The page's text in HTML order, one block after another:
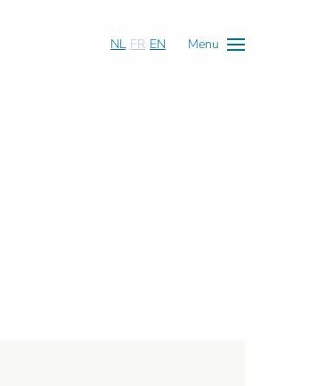
NL FR EN Menu